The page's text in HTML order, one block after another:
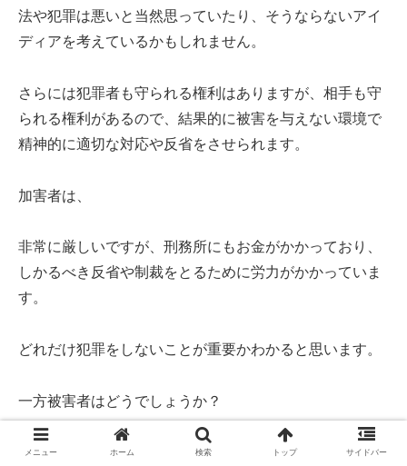
法や犯罪は悪いと当然思っていたり、そうならないアイ
ディアを考えているかもしれません。
さらには犯罪者も守られる権利はありますが、相手も守
られる権利があるので、結果的に被害を与えない環境で
精神的に適切な対応や反省をさせられます。
加害者は、
非常に厳しいですが、刑務所にもお金がかかっており、
しかるべき反省や制裁をとるために労力がかかっていま
す。
どれだけ犯罪をしないことが重要かわかると思います。
一方被害者はどうでしょうか？
何も悪い事をしていなくても被害にあって付き合わされ
メニュー ホーム 検索 トップ サイドバー